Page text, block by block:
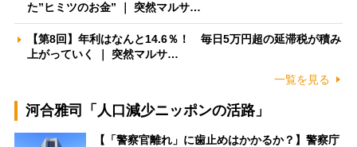
た”ヒミツのお金” ｜ 突然マルサ…
【第8回】年利はなんと14.6％！ 毎日5万円超の延滞税が積み
上がっていく ｜ 突然マルサ…
一覧を見る
河合雅司「人口減少ニッポンの活路」
【「警察官離れ」に歯止めはかかるか？】警察庁